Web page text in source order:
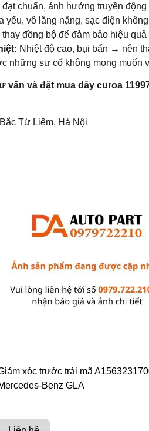
chuẩn, ảnh hưởng truyền động
yếu, vô lăng nặng, sạc điện
thay đồng bộ để đảm bảo hiệu quả
Nhiệt độ cao, bụi bẩn → nên
những sự cố không mong muốn
vấn và đặt mua dây curoa
Từ Liêm, Hà Nội
xóc trước trái mã
Benz GLA